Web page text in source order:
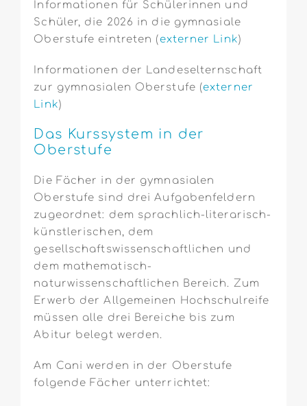
Informationen für Schülerinnen und
Schüler, die 2026 in die gymnasiale
Oberstufe eintreten (externer Link)
Informationen der Landeselternschaft
zur gymnasialen Oberstufe (externer
Link)
Das Kurssystem in der
Oberstufe
Die Fächer in der gymnasialen
Oberstufe sind drei Aufgabenfeldern
zugeordnet: dem sprachlich-literarisch-
künstlerischen, dem
gesellschaftswissenschaftlichen und
dem mathematisch-
naturwissenschaftlichen Bereich. Zum
Erwerb der Allgemeinen Hochschulreife
müssen alle drei Bereiche bis zum
Abitur belegt werden.
Am Cani werden in der Oberstufe
folgende Fächer unterrichtet: